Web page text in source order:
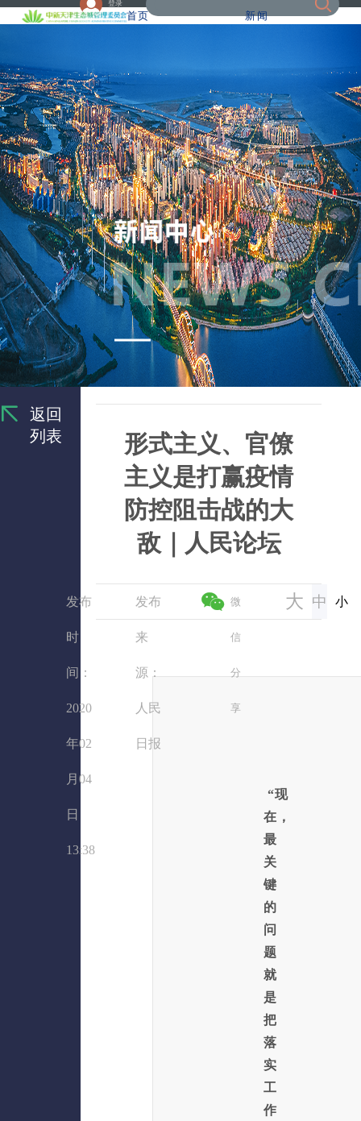
登录
首页 新闻
返回
列表
形式主义、官僚
主义是打赢疫情
防控阻击战的大
敌｜人民论坛
发布
时
间：
2020
年02
月04
日
13:38
发布
来
源：
人民
日报
微
信
分
享
大 中 小
“现
在，
最
关
键
的
问
题
就
是
把
落
实
工
作